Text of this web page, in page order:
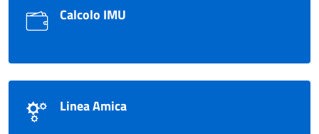
Calcolo IMU
Linea Amica